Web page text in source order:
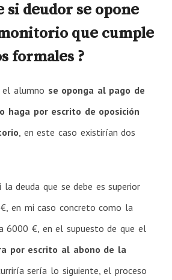
si deudor se opone
que cumple
formales ?
el alumno se oponga al pago de
haga por escrito de oposición
, en este caso existirían dos
la deuda que se debe es superior
en mi caso concreto como la
6000 €, en el supuesto de que el
por escrito al abono de la
sería lo siguiente, el proceso